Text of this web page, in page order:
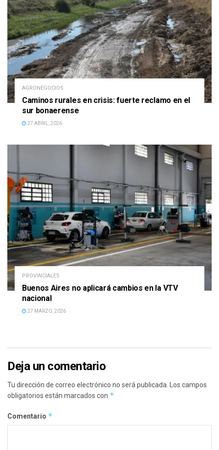
AGRONEGOCIOS
Caminos rurales en crisis: fuerte reclamo en el
sur bonaerense
27 ABRIL, 2026
PROVINCIALES
Buenos Aires no aplicará cambios en la VTV
nacional
27 MARZO, 2026
Deja un comentario
Tu dirección de correo electrónico no será publicada. Los campos
obligatorios están marcados con *
Comentario *